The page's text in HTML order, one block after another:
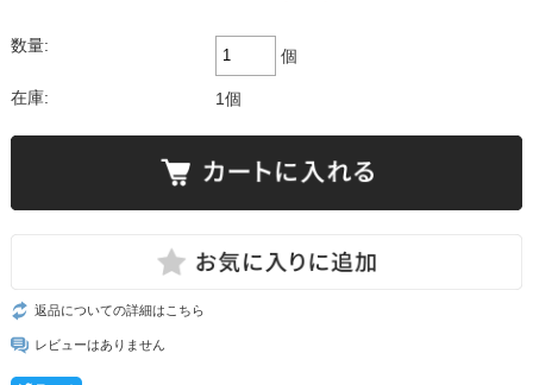
数量:
個
在庫: 1個
返品についての詳細はこちら
レビューはありません